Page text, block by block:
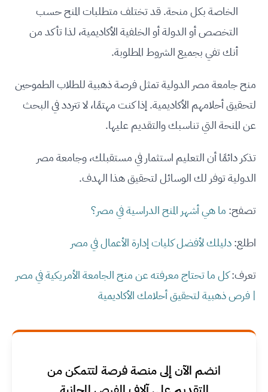
الخاصة بكل منحة. قد تختلف متطلبات المنح حسب
التخصص أو الدولة أو الخلفية الأكاديمية، لذا تأكد من
أنك تفي بجميع الشروط المطلوبة.
منح جامعة مصر الدولية تمثل فرصة ذهبية للطلاب الطموحين
لتحقيق أحلامهم الأكاديمية. إذا كنت مهتمًا، لا تتردد في البحث
عن المنحة التي تناسبك والتقديم عليها.
تذكر دائمًا أن التعليم استثمار في مستقبلك، وجامعة مصر
الدولية توفر لك الوسائل لتحقيق هذا الهدف.
تصفح: ما هي أشهر المنح الدراسية في مصر؟
اطلع:دليلك لأفضل كليات إدارة الأعمال في مصر
تعرف:كل ما تحتاج معرفته عن منح الجامعة الأمريكية في مصر
| فرص ذهبية لتحقيق أحلامك الأكاديمية
انضم الآن إلى منصة فرصة لتتمكن من